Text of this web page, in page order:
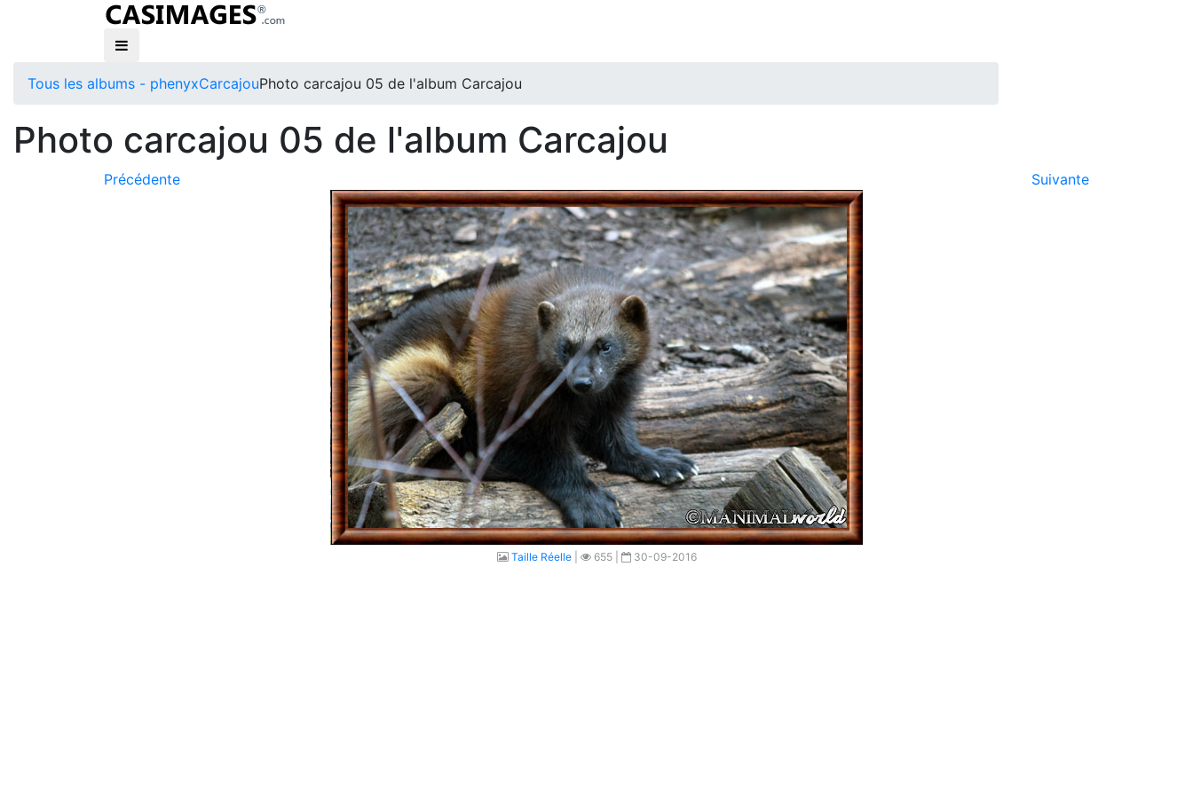
Tous les albums - phenyxCarcajouPhoto carcajou 05 de l'album Carcajou
Photo carcajou 05 de l'album Carcajou
Précédente Suivante
Taille Réelle| 655 | 30-09-2016